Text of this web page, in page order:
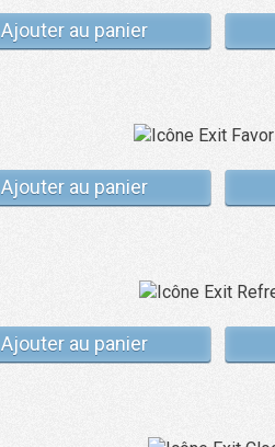
Ajouter au panier
Ajouter au panier
Ajouter au panier